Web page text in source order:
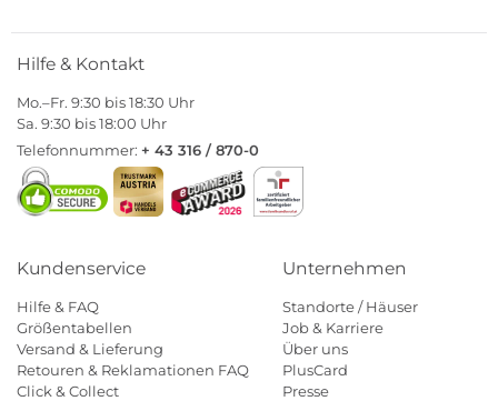
Hilfe & Kontakt
Mo.–Fr. 9:30 bis 18:30 Uhr
Sa. 9:30 bis 18:00 Uhr
Telefonnummer: + 43 316 / 870-0
Kundenservice
Hilfe & FAQ
Größentabellen
Versand & Lieferung
Retouren & Reklamationen FAQ
Click & Collect
Unternehmen
Standorte / Häuser
Job & Karriere
Über uns
PlusCard
Presse